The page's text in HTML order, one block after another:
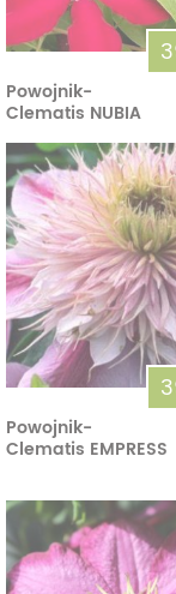
Powojnik-
Clematis NUBIA
Powojnik-
Clematis EMPRESS